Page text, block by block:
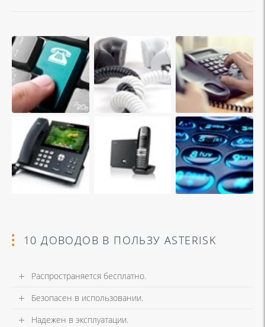
10 ДОВОДОВ В ПОЛЬЗУ ASTERISK
Распространяется бесплатно.
Безопасен в использовании.
Надежен в эксплуатации.